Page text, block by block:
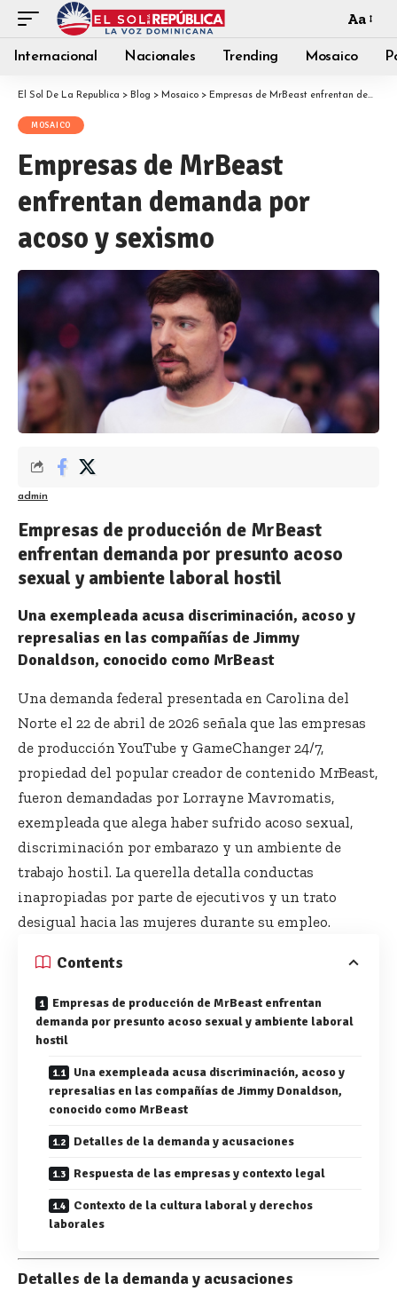
Aa
Internacional Nacionales Trending Mosaico
El Sol De La Republica > Blog > Mosaico > Empresas de MrBeast enfrentan demanda por acoso y sexismo
MOSAICO
Empresas de MrBeast
enfrentan demanda por
acoso y sexismo
admin
Empresas de producción de MrBeast
enfrentan demanda por presunto acoso
sexual y ambiente laboral hostil
Una exempleada acusa discriminación, acoso y
represalias en las compañías de Jimmy
Donaldson, conocido como MrBeast
Una demanda federal presentada en Carolina del
Norte el 22 de abril de 2026 señala que las empresas
de producción YouTube y GameChanger 24/7,
propiedad del popular creador de contenido MrBeast,
fueron demandadas por Lorrayne Mavromatis,
exempleada que alega haber sufrido acoso sexual,
discriminación por embarazo y un ambiente de
trabajo hostil. La querella detalla conductas
inapropiadas por parte de ejecutivos y un trato
desigual hacia las mujeres durante su empleo.
Contents
Empresas de producción de MrBeast enfrentan
demanda por presunto acoso sexual y ambiente laboral
hostil
Una exempleada acusa discriminación, acoso y
represalias en las compañías de Jimmy Donaldson,
conocido como MrBeast
Detalles de la demanda y acusaciones
Respuesta de las empresas y contexto legal
Contexto de la cultura laboral y derechos
laborales
Detalles de la demanda y acusaciones